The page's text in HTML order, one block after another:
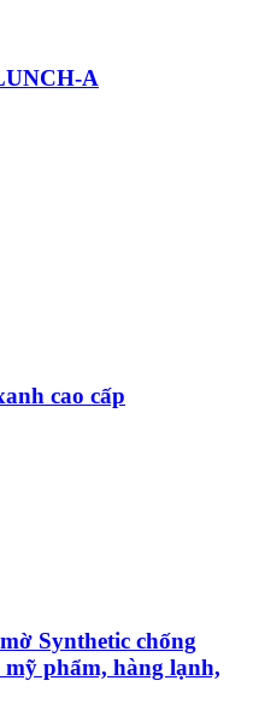
A
cao cấp
Synthetic chống
phẩm, hàng lạnh,